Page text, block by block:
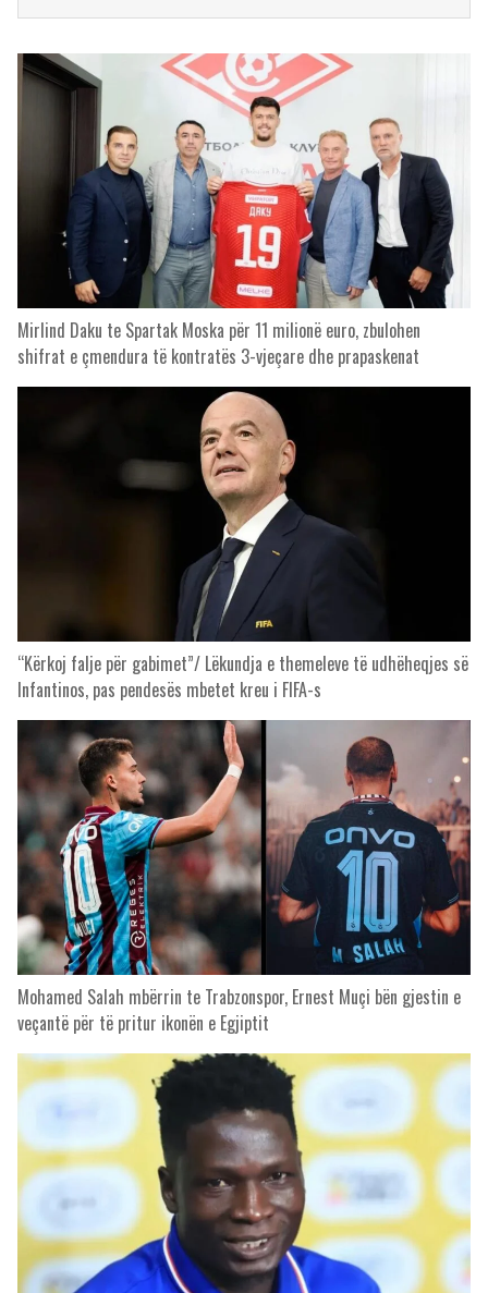
Mirlind Daku te Spartak Moska për 11 milionë euro, zbulohen
shifrat e çmendura të kontratës 3-vjeçare dhe prapaskenat
“Kërkoj falje për gabimet”/ Lëkundja e themeleve të udhëheqjes së
Infantinos, pas pendesës mbetet kreu i FIFA-s
Mohamed Salah mbërrin te Trabzonspor, Ernest Muçi bën gjestin e
veçantë për të pritur ikonën e Egjiptit